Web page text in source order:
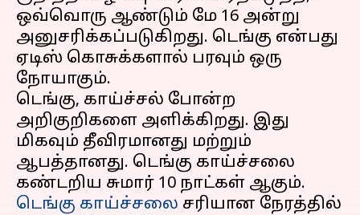
ஒவ்வொரு ஆண்டும் மே 16 அன்று
அனுசரிக்கப்படுகிறது. டெங்கு என்பது
ஏடிஸ் கொசுக்களால் பரவும் ஒரு
நோயாகும்.
டெங்கு, காய்ச்சல் போன்ற
அறிகுறிகளை அளிக்கிறது. இது
மிகவும் தீவிரமானது மற்றும்
ஆபத்தானது. டெங்கு காய்ச்சலை
டெங்கு காய்ச்சலை சரியான நேரத்தில்